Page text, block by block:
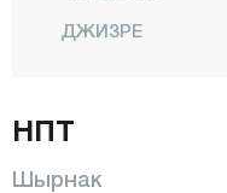
ДЖИЗРЕ
НПТ
Шырнак